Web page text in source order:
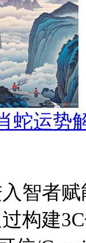
蛇运势
智者
构建